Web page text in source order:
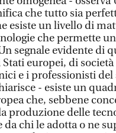
che tutto sia
esiste un livello di
che permette
segnale evidente di
Stati europei, di
e i professionisti
- esiste un
che, sebbene
produzione delle
da chi le adotta o ne